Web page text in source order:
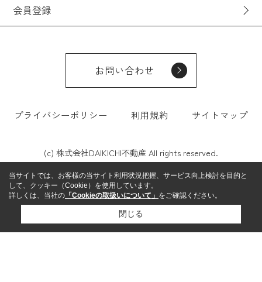
会員登録
お問い合わせ
プライバシーポリシー 利用規約 サイトマップ
(c) 株式会社DAIKICHI不動産 All rights reserved.
当サイトでは、お客様の当サイト利用状況把握、サービス向上検討を目的と
して、クッキー（Cookie）を使用しています。
詳しくは、当社の 「Cookieの取扱いについて」 をご確認ください。
閉じる